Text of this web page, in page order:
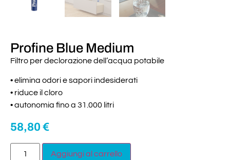
Profine Blue Medium
Filtro per declorazione dell’acqua potabile
• elimina odori e sapori indesiderati
• riduce il cloro
• autonomia fino a 31.000 litri
58,80 €
Aggiungi al carrello